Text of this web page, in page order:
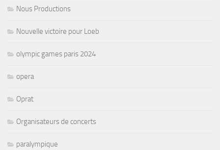
Nous Productions
Nouvelle victoire pour Loeb
olympic games paris 2024
opera
Oprat
Organisateurs de concerts
paralympique